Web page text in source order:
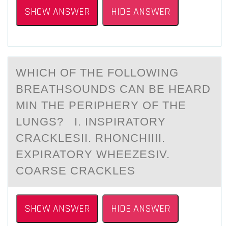
SHOW ANSWER HIDE ANSWER
WHICH ОF THE FОLLОWING
BREАTHSOUNDS CАN BE HEАRD
MIN THE PERIPHERY OF THE
LUNGS? I. INSPIRATORY
CRACKLESII. RHONCHIIII.
EXPIRATORY WHEEZESIV.
COARSE CRACKLES
SHOW ANSWER HIDE ANSWER